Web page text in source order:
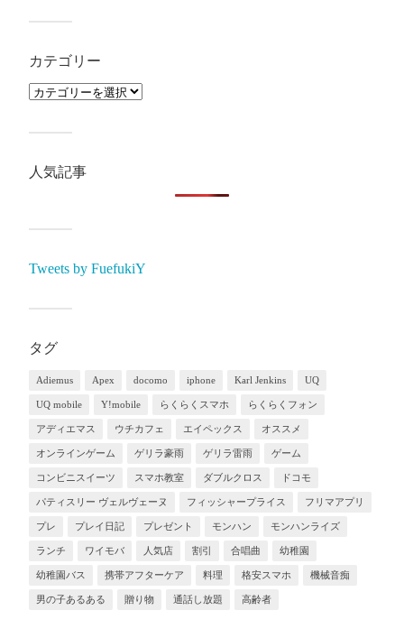
カテゴリー
人気記事
Tweets by FuefukiY
タグ
Adiemus Apex docomo iphone Karl Jenkins UQ
UQ mobile Y!mobile らくらくスマホ らくらくフォン
アディエマス ウチカフェ エイペックス オススメ
オンラインゲーム ゲリラ豪雨 ゲリラ雷雨 ゲーム
コンビニスイーツ スマホ教室 ダブルクロス ドコモ
パティスリー ヴェルヴェーヌ フィッシャープライス フリマアプリ
プレ プレイ日記 プレゼント モンハン モンハンライズ
ランチ ワイモバ 人気店 割引 合唱曲 幼稚園
幼稚園バス 携帯アフターケア 料理 格安スマホ 機械音痴
男の子あるある 贈り物 通話し放題 高齢者